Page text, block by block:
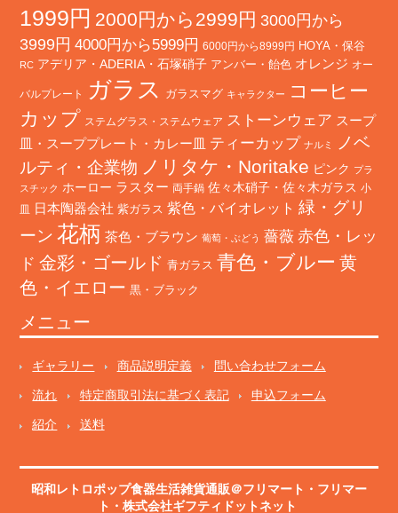
1999円 2000円から2999円 3000円から
3999円 4000円から5999円 6000円から8999円 HOYA・保谷
RC アデリア・ADERIA・石塚硝子 アンバー・飴色 オレンジ オー
バルプレート ガラス ガラスマグ キャラクター
コーヒー
カップ ステムグラス・ステムウェア ストーンウェア スープ
皿・スーププレート・カレー皿 ティーカップ ナルミ
ノベ
ルティ・企業物 ノリタケ・Noritake ピンク プラ
スチック ホーロー ラスター 両手鍋 佐々木硝子・佐々木ガラス 小
皿
日本陶器会社 紫ガラス 紫色・バイオレット 緑・グリ
ーン 花柄 茶色・ブラウン 葡萄・ぶどう 薔薇 赤色・レッ
ド 金彩・ゴールド 青ガラス 青色・ブルー 黄
色・イエロー 黒・ブラック
メニュー
ギャラリー 商品説明定義 問い合わせフォーム
流れ 特定商取引法に基づく表記 申込フォーム
紹介 送料
昭和レトロポップ食器生活雑貨通販＠フリマート ・ フリマー
ト ・株式会社ギフティドットネット